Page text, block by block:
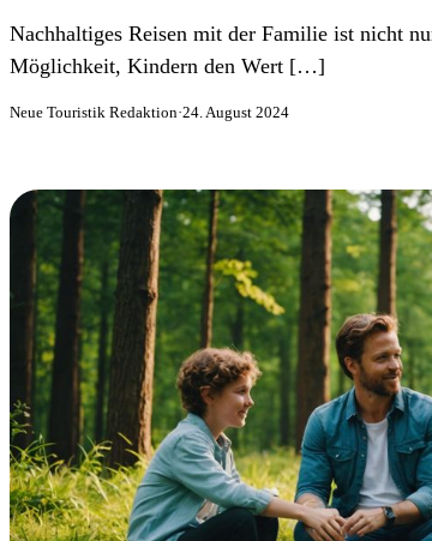
Nachhaltiges Reisen mit der Familie ist nicht
Möglichkeit, Kindern den Wert […]
Neue Touristik Redaktion·24. August 2024